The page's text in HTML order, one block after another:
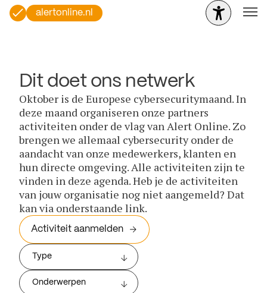
alertonline.nl
Dit doet ons netwerk
Oktober is de Europese cybersecuritymaand. In
deze maand organiseren onze partners
activiteiten onder de vlag van Alert Online. Zo
brengen we allemaal cybersecurity onder de
aandacht van onze medewerkers, klanten en
hun directe omgeving. Alle activiteiten zijn te
vinden in deze agenda. Heb je de activiteiten
van jouw organisatie nog niet aangemeld? Dat
kan via onderstaande link.
Activiteit aanmelden
Type
Onderwerpen